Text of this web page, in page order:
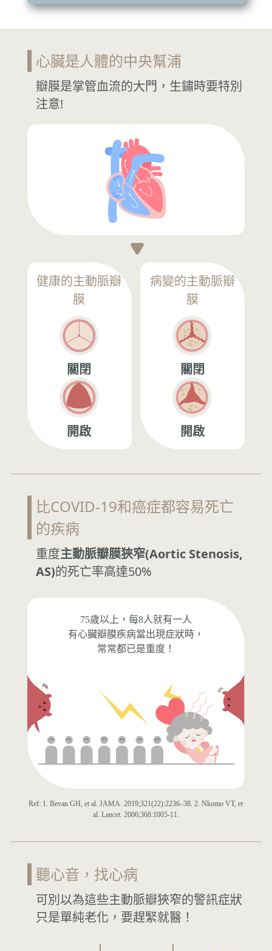
心臟是人體的中央幫浦
瓣膜是掌管血流的大門，生鏽時要特別
注意!
健康的主動脈瓣
膜
關閉
開啟
病變的主動脈瓣
膜
關閉
開啟
比COVID-19和癌症都容易死亡
的疾病
重度主動脈瓣膜狹窄(Aortic Stenosis,
AS)的死亡率高達50%
75歲以上，每8人就有一人
有心臟瓣膜疾病當出現症狀時，
常常都已是重度！
Ref: 1. Bevan GH, et al. JAMA. 2019;321(22):2236–38. 2. Nkomo VT, et
al. Lancet. 2006;368:1005-11.
聽心音，找心病
可別以為這些主動脈瓣狹窄的警訊症狀
只是單純老化，要趕緊就醫！